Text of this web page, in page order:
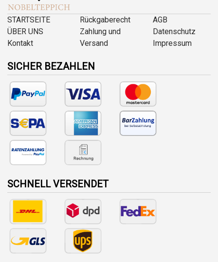
STARTSEITE
ÜBER UNS
Kontakt
Rückgaberecht
Zahlung und
Versand
AGB
Datenschutz
Impressum
SICHER BEZAHLEN
SCHNELL VERSENDET